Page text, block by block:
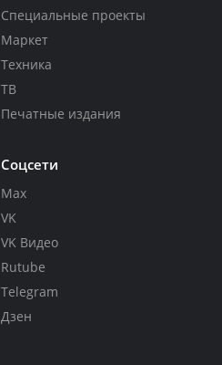
Специальные проекты
Маркет
Техника
ТВ
Печатные издания
Соцсети
Max
VK
VK Видео
Rutube
Telegram
Дзен